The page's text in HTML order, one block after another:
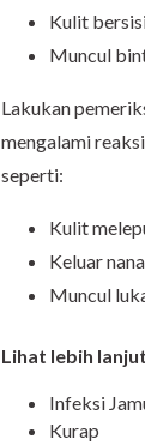
Kulit
Muncul
Lakukan
mengalami
seperti:
Kulit
Keluar
Muncul
Lihat lebih
Infeksi
Kurap